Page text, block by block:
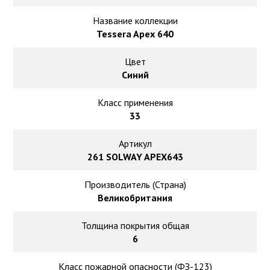
Ковролин оптом
Ковролин под теплый пол
Название коллекции
Tessera Apex 640
Цвет
Синий
Класс применения
33
Артикул
261 SOLWAY APEX643
Производитель (Страна)
Великобритания
Толщина покрытия общая
6
Класс пожарной опасности (ФЗ-123)